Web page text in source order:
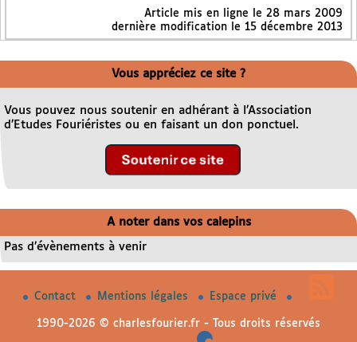
Article mis en ligne le 28 mars 2009
dernière modification le 15 décembre 2013
Vous appréciez ce site ?
Vous pouvez nous soutenir en adhérant à l’Association
d’Etudes Fouriéristes ou en faisant un don ponctuel.
A noter dans vos calepins
Pas d’évènements à venir
Contact Mentions légales Espace privé
1990-2026 © charlesfourier.fr - Tous droits réservés